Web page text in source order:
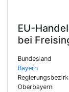
EU-
bei
Bundesland
Bayern
Regierungsbezirk
Oberbayern